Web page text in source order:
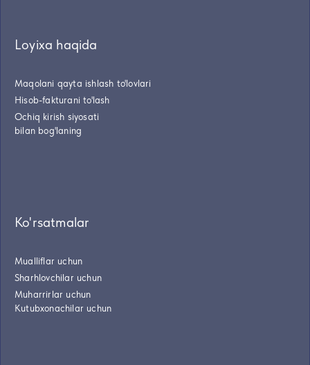
Loyixa haqida
Maqolani qayta ishlash to'lovlari
Hisob-fakturani to'lash
Ochiq kirish siyosati
bilan bog'laning
Ko'rsatmalar
Mualliflar uchun
Sharhlovchilar uchun
Muharrirlar uchun
Kutubxonachilar uchun